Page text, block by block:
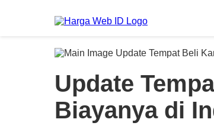
Update
Biayanya di